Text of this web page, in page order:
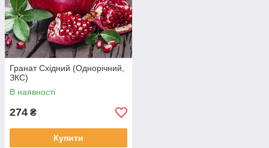
Гранат Східний (Однорічний,
ЗКС)
В наявності
274 ₴
Купити